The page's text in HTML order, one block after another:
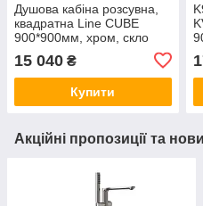
Душова кабіна розсувна,
квадратна Line CUBE
900*900мм, хром, cкло
15 040 ₴
Купити
Акційні пропозиції та